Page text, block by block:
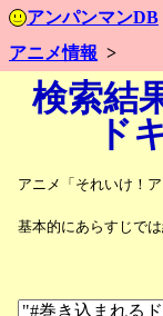
アンパンマンDB
アニメ情報
検索結
ド
アニメ「それいけ！
基本的にあらすじで